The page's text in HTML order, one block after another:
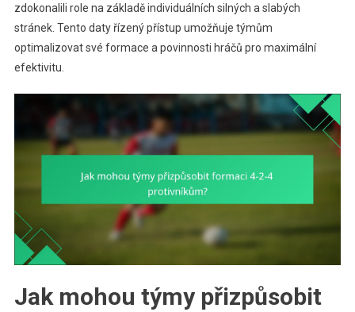
zdokonalili role na základě individuálních silných a slabých
stránek. Tento daty řízený přístup umožňuje týmům
optimalizovat své formace a povinnosti hráčů pro maximální
efektivitu.
Jak mohou týmy přizpůsobit